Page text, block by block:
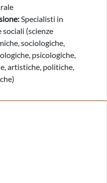
Specialisti in
sociali (scienze
sociologiche,
psicologiche,
artistiche, politiche,